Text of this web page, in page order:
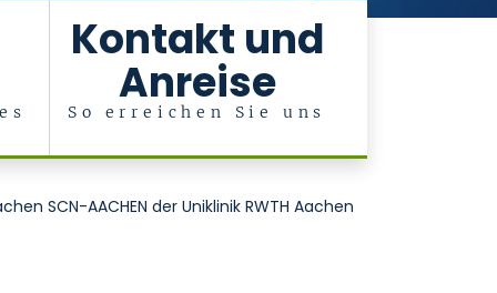
Kontakt und
Anreise
So erreichen Sie uns
SCN-AACHEN der Uniklinik RWTH Aachen